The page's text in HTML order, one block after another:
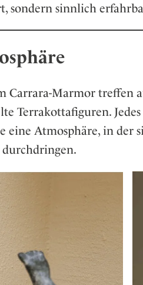
sondern sinnlich
Carrara-Marmor treffen
Terrakottafiguren.
eine Atmosphäre, in der
durchdringen.